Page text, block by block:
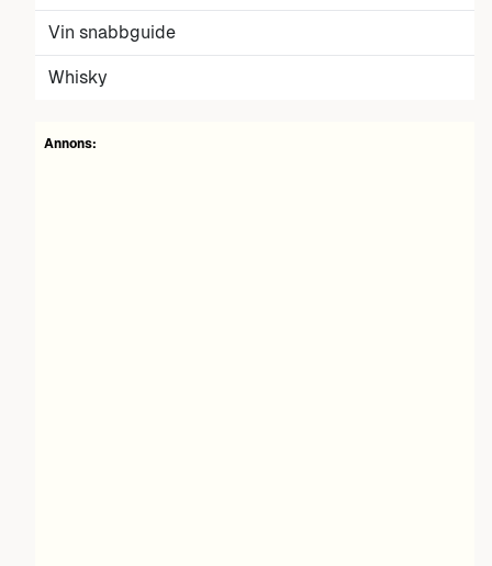
Vin snabbguide
Whisky
Annons: